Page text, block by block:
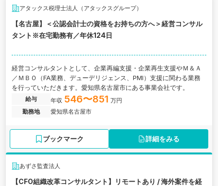
アタックス税理士法人（アタックスグループ）
【名古屋】＜公認会計士の資格をお持ちの方へ＞経営コンサル
タント※在宅勤務有／年休124日
経営コンサルタントとして、企業再編支援・企業再生支援やＭ＆Ａ
／ＭＢＯ（FA業務、デューデリジェンス、PMI）支援に関わる業務
を行っていただきます。愛知県名古屋市にある事業会社です。
給与 年収 546〜851 万円
勤務地
愛知県名古屋市
ブックマーク 詳細をみる
あずさ監査法人
【CFO組織改革コンサルタント】リモートあり / 海外案件を経